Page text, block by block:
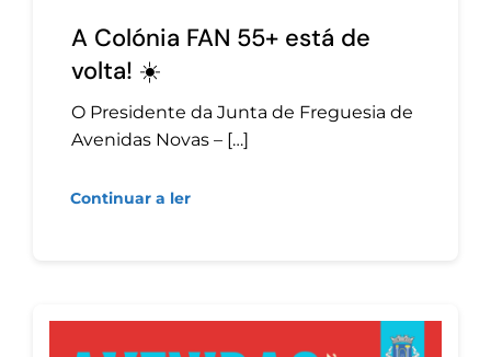
A Colónia FAN 55+ está de
volta! ☀️
O Presidente da Junta de Freguesia de
Avenidas Novas – […]
Continuar a ler